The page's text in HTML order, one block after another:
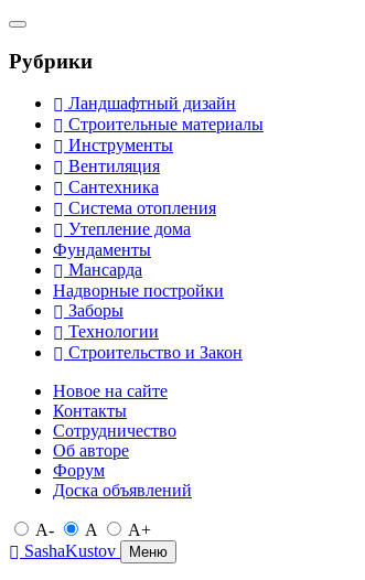
Рубрики
Ландшафтный дизайн
Строительные материалы
Инструменты
Вентиляция
Сантехника
Система отопления
Утепление дома
Фундаменты
Мансарда
Надворные постройки
Заборы
Технологии
Строительство и Закон
Новое на сайте
Контакты
Сотрудничество
Об авторе
Форум
Доска объявлений
A- A
A+
SashaKustov
Меню